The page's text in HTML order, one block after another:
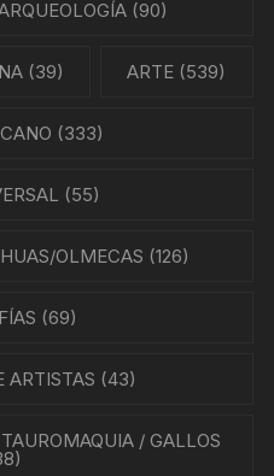
(90)
(39) ARTE (539)
(333)
(55)
OLMECAS (126)
(69)
ARTISTAS (43)
/ GALLOS